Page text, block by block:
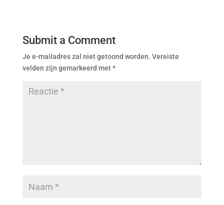
Submit a Comment
Je e-mailadres zal niet getoond worden. Vereiste
velden zijn gemarkeerd met*